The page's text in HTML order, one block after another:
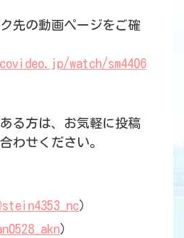
先の動画ページをご確
watch/sm4406
る方は、お気軽に投稿
わせください。
）
）